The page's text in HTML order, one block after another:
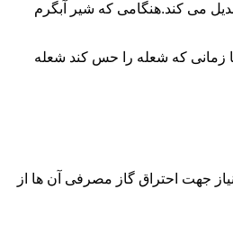
برد از یک آدابتور یا دو عدد باتری 1/5 ولت تامین می شود.برای ایجاد جرقه یک تراس افزاینده این 3 ولت را به 14000 تا 18000 ولت تبدیل می کند.هنگامی که شیر آبگرم
زمانی که شعله را حس کند شعله
باشد ممنوع است،مگر آنکه هوای مورد نیاز جهت احتراق گاز مصرفی آن ها از